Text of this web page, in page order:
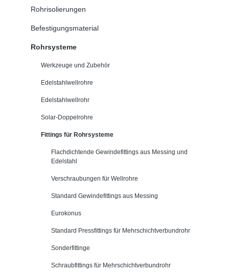
Rohrisolierungen
Befestigungsmaterial
Rohrsysteme
Werkzeuge und Zubehör
Edelstahlwellrohre
Edelstahlwellrohr
Solar-Doppelrohre
Fittings für Rohrsysteme
Flachdichtende Gewindefittings aus Messing und
Edelstahl
Verschraubungen für Wellrohre
Standard Gewindefittings aus Messing
Eurokonus
Standard Pressfittings für Mehrschichtverbundrohr
Sonderfittinge
Schraubfittings für Mehrschichtverbundrohr